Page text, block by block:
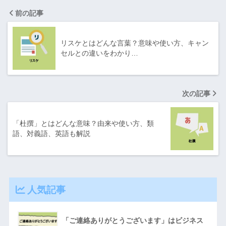
前の記事
リスケとはどんな言葉？意味や使い方、キャン
セルとの違いをわかり…
次の記事
「杜撰」とはどんな意味？由来や使い方、類
語、対義語、英語も解説
人気記事
「ご連絡ありがとうございます」はビジネス